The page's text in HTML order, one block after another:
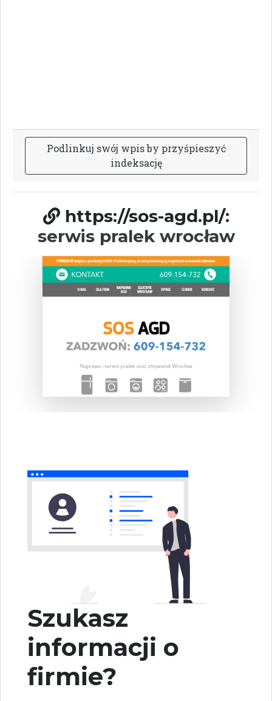
Podlinkuj swój wpisby przyśpieszyć
indeksację
https://sos-agd.pl/:
serwis pralek wrocław
Szukasz
informacji o
firmie?